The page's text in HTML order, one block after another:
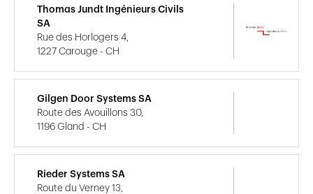
Thomas Jundt Ingénieurs Civils
SA
Rue des Horlogers 4,
1227 Carouge - CH
Gilgen Door Systems SA
Route des Avouillons 30,
1196 Gland - CH
Rieder Systems SA
Route du Verney 13,